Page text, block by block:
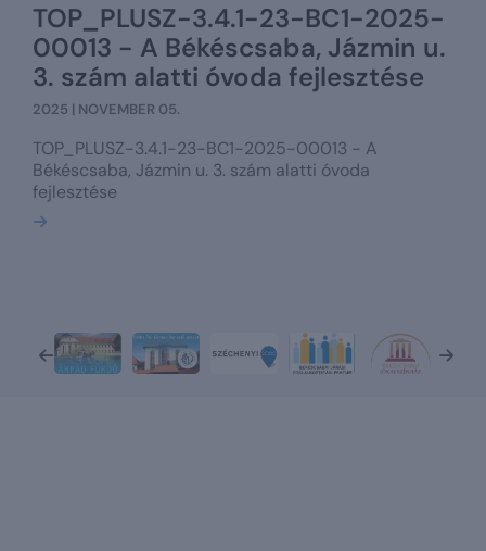
TOP_PLUSZ-3.4.1-23-BC1-2025-
00013 - A Békéscsaba, Jázmin u.
3. szám alatti óvoda fejlesztése
2025 | NOVEMBER 05.
TOP_PLUSZ-3.4.1-23-BC1-2025-00013 - A
Békéscsaba, Jázmin u. 3. szám alatti óvoda
fejlesztése
Bővebben
Előző